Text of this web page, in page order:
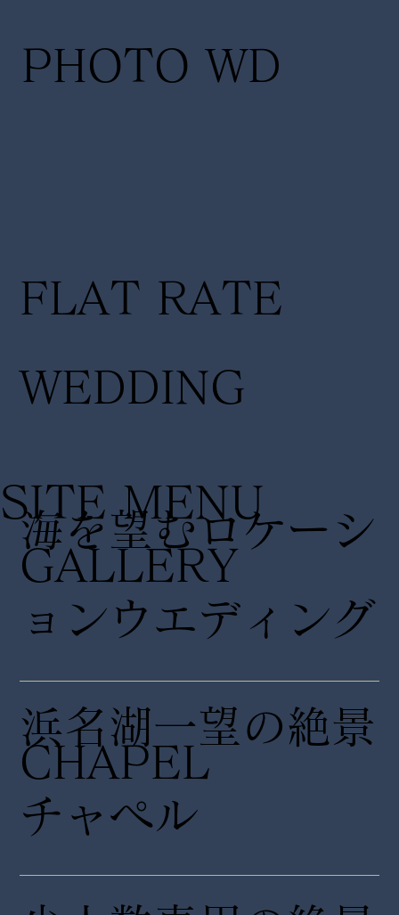
FLAT RATE
WEDDING
海を望むロケーシ
ョンウエディング
浜名湖一望の絶景
チャペル
GALLERY
PHOTO WD
CHAPEL
SITE MENU